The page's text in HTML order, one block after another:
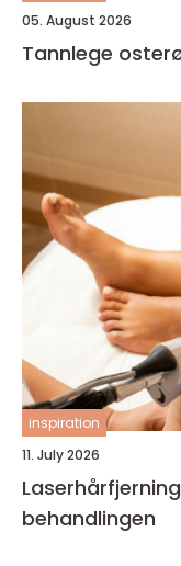
05. August 2026
inspiration
11. July 2026
Laserhårfjerning hva du bør vite før du velger
behandlingen